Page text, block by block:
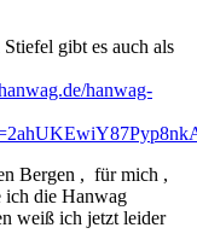
gibt es auch als
hanwag-
Bergen , für mich ,
ich die Hanwag
weiß ich jetzt leider